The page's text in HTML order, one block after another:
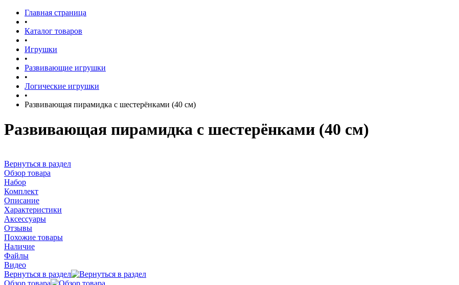
Главная страница
•
Каталог товаров
•
Игрушки
•
Развивающие игрушки
•
Логические игрушки
•
Развивающая пирамидка с шестерёнками (40 см)
Развивающая пирамидка с шестерёнками (40 см)
Вернуться в раздел
Обзор товара
Набор
Комплект
Описание
Характеристики
Аксессуары
Отзывы
Похожие товары
Наличие
Файлы
Видео
Вернуться в раздел
Обзор товара